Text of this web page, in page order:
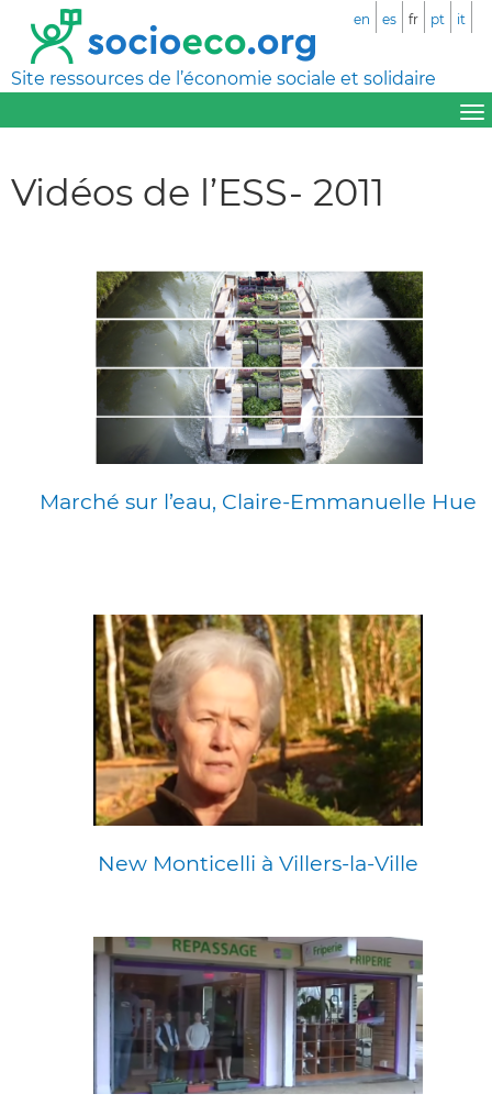
Site ressources de l’économie sociale et solidaire
en es fr pt it
Vidéos de l’ESS- 2011
Marché sur l’eau, Claire-Emmanuelle Hue
New Monticelli à Villers-la-Ville